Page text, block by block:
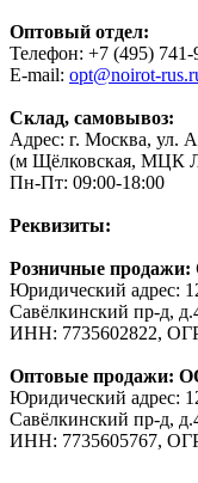
Оптовый отдел:
Телефон: +7 (495) 741-
E-mail: opt@noirot-
Склад, самовывоз:
Адрес: г. Москва, ул.
(м Щёлковская, МЦК
Пн-Пт: 09:00-18:00
Реквизиты:
Розничные
Юридический адрес:
Савёлкинский пр-д,
ИНН: 7735602822,
Оптовые
Юридический адрес:
Савёлкинский пр-д,
ИНН: 7735605767,